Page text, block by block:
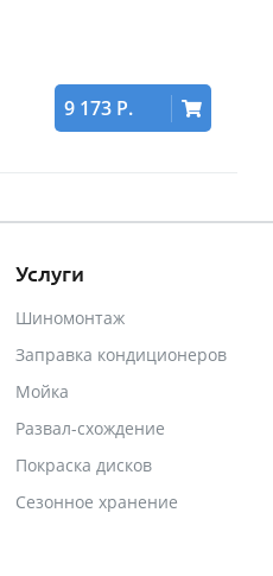
9 173 Р.
Услуги
Шиномонтаж
Заправка кондиционеров
Мойка
Развал-схождение
Покраска дисков
Сезонное хранение